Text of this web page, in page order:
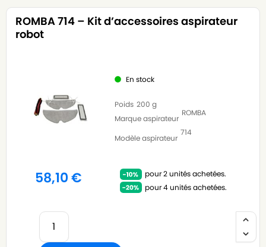
ROMBA 714 – Kit d’accessoires aspirateur
robot
En stock
Poids 200 g
Marque aspirateur
ROMBA
Modèle aspirateur
714
58,10€
pour 2 unités achetées.
pour 4 unités achetées.